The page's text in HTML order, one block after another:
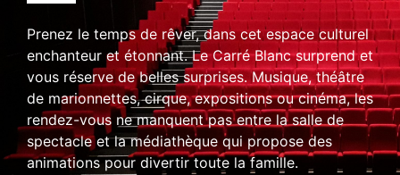
Prenez le temps de rêver, dans cet espace culturel
enchanteur et étonnant. Le Carré Blanc surprend et
vous réserve de belles surprises. Musique, théâtre
de marionnettes, cirque, expositions ou cinéma, les
rendez-vous ne manquent pas entre la salle de
spectacle et la médiathèque qui propose des
animations pour divertir toute la famille.